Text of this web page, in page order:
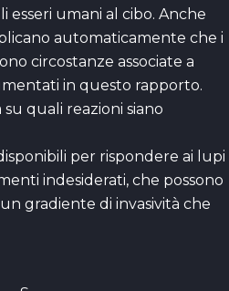
esseri umani al cibo. Anche
automaticamente che i
circostanze associate a
in questo rapporto.
quali reazioni siano
per rispondere ai lupi
indesiderati, che possono
gradiente di invasività che